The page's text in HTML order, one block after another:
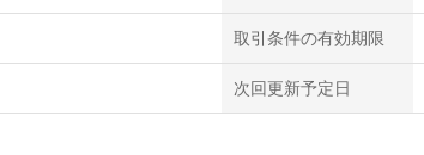
取引条件の有効期限
次回更新予定日